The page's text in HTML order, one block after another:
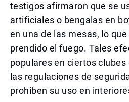
testigos afirmaron que se
artificiales o bengalas en
en una de las mesas, lo
prendido el fuego. Tales
populares en ciertos clubes
las regulaciones de
prohíben su uso en